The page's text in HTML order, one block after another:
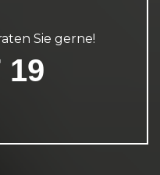
Sie gerne!
19